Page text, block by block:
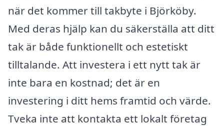
när det kommer till takbyte i Björköby.
Med deras hjälp kan du säkerställa att ditt
tak är både funktionellt och estetiskt
tilltalande. Att investera i ett nytt tak är
inte bara en kostnad; det är en
investering i ditt hems framtid och värde.
Tveka inte att kontakta ett lokalt företag